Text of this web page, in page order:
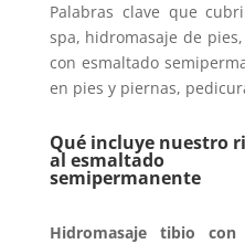
Palabras clave que
spa, hidromasaje de
con esmaltado
en pies y piernas,
Qué incluye nuestro
al esmaltado
semipermanente
Hidromasaje tibio